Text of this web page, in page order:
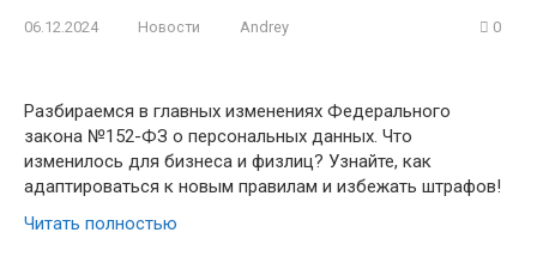
06.12.2024 Новости Andrey 0
Разбираемся в главных изменениях Федерального
закона №152-ФЗ о персональных данных. Что
изменилось для бизнеса и физлиц? Узнайте, как
адаптироваться к новым правилам и избежать штрафов!
Читать полностью